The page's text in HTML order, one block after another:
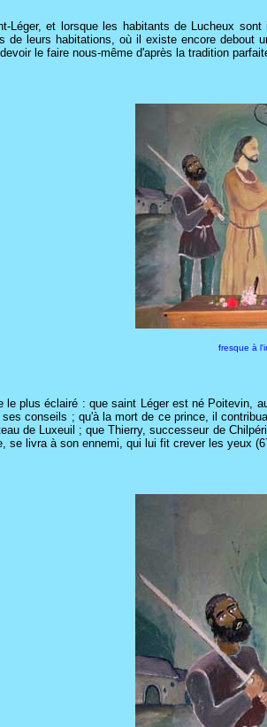
Léger, et lorsque les habitants de Lucheux
leurs habitations, où il existe encore debout
le faire nous-même d'après la tradition
fresque à
le plus éclairé : que saint Léger est né
conseils ; qu'à la mort de ce prince, il
de Luxeuil ; que Thierry, successeur de
se livra à son ennemi, qui lui fit crever les yeux